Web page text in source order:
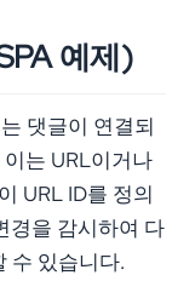
예제)
댓글이 연결되
는 URL이거나
URL ID를 정의
경을 감시하여 다
수 있습니다.